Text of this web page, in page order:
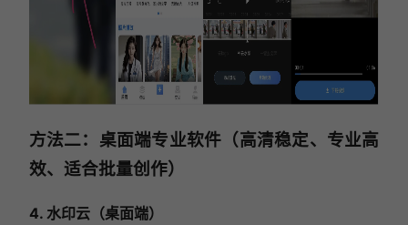
方法二：桌面端专业软件（高清稳定、专业高
效、适合批量创作）
4. 水印云（桌面端）